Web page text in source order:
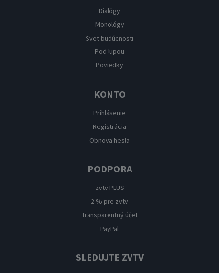
Dialógy
Monológy
Svet budúcnosti
Pod lupou
Poviedky
KONTO
Prihlásenie
Registrácia
Obnova hesla
PODPORA
zvtv PLUS
2 % pre zvtv
Transparentný účet
PayPal
SLEDUJTE ZVTV